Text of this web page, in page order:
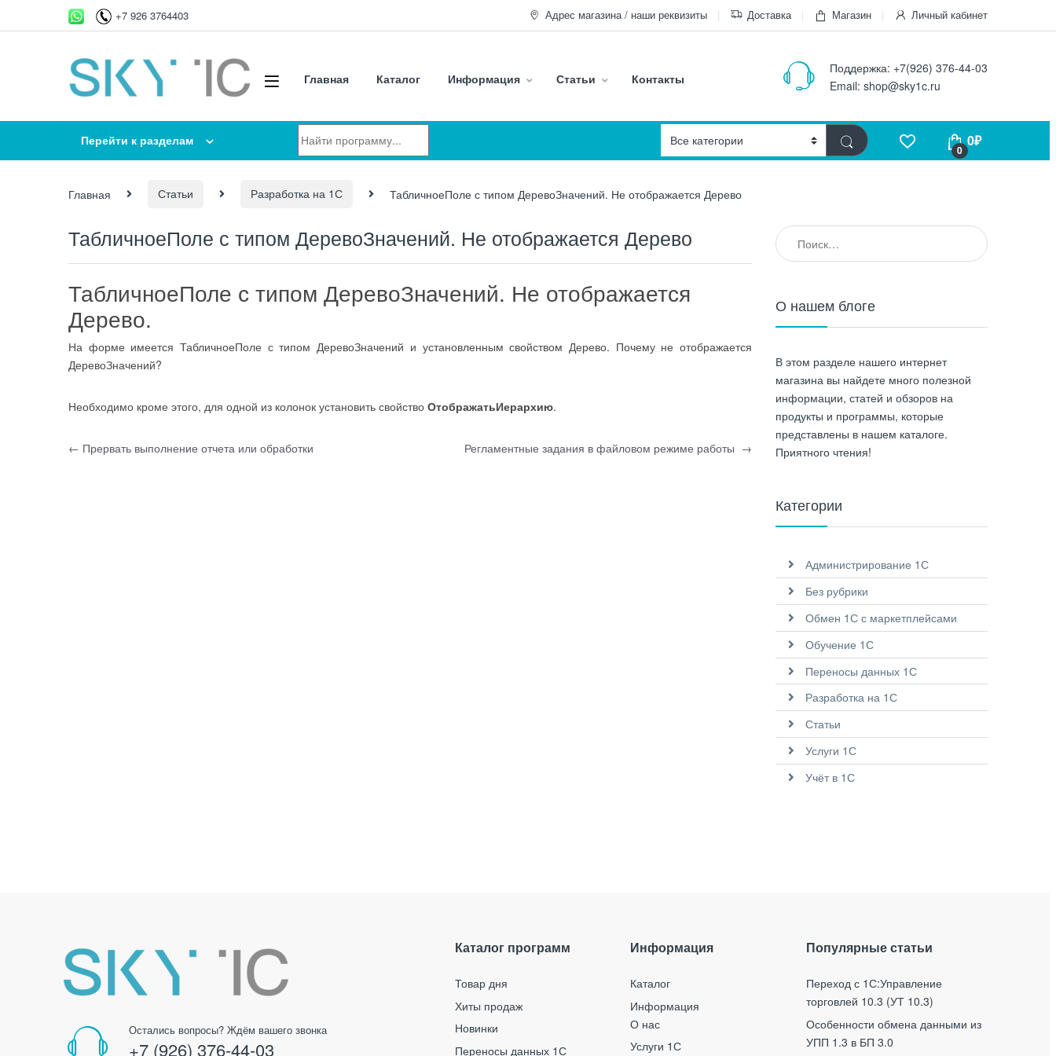
Перейти к навигации
перейти к содержанию +7 926 3764403 Адрес магазина / наши реквизиты Доставка Магазин Личный кабинет
Главная Каталог Информация Статьи Контакты
Поддержка: +7(926) 376-44-03
Email: shop@sky1c.ru
Перейти к разделам
0
0₽
Главная Статьи Разработка на 1С ТабличноеПоле с типом ДеревоЗначений. Не отображается Дерево
ТабличноеПоле с типом ДеревоЗначений. Не отображается Дерево
ТабличноеПоле с типом ДеревоЗначений. Не отображается
Дерево.
На форме имеется ТабличноеПоле с типом ДеревоЗначений и установленным свойством Дерево. Почему не отображается
ДеревоЗначений?
Необходимо кроме этого, для одной из колонок установить свойство ОтображатьИерархию.
Навигация по записям
← Прервать выполнение отчета или обработки Регламентные задания в файловом режиме работы →
Найти:
О нашем блоге
В этом разделе нашего интернет
магазина вы найдете много полезной
информации, статей и обзоров на
продукты и программы, которые
представлены в нашем каталоге.
Приятного чтения!
Категории
Администрирование 1С
Без рубрики
Обмен 1С с маркетплейсами
Обучение 1С
Переносы данных 1С
Разработка на 1С
Статьи
Услуги 1С
Учёт в 1С
Остались вопросы? Ждём вашего звонка
+7 (926) 376-44-03
Каталог программ
Товар дня
Хиты продаж
Новинки
Переносы данных 1С
Информация
Каталог
Информация
О нас
Услуги 1С
Популярные статьи
Переход с 1С:Управление
торговлей 10.3 (УТ 10.3)
Особенности обмена данными из
УПП 1.3 в БП 3.0